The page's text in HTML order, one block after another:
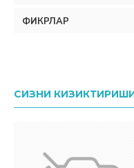
ФИКРЛАР
СИЗНИ